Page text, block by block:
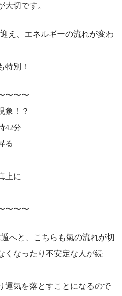
切です。
え、エネルギーの流れが変わ
特別！
〜〜〜
象！？
42分
る
上に
〜〜〜
へと、こちらも氣の流れが切
くなったり不安定な人が続
運気を落とすことになるので